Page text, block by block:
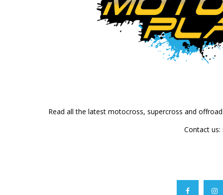
Read all the latest motocross, supercross and
Contact us: